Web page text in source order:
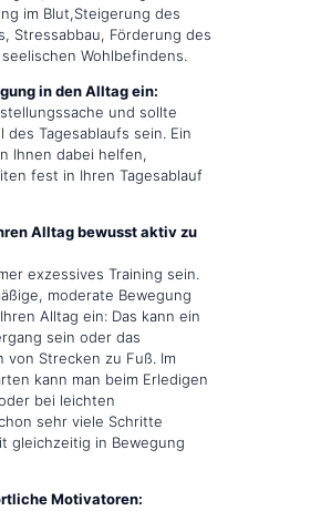
im Blut,Steigerung des
Stressabbau, Förderung des
Wohlbefindens.
in den Alltag ein:
und sollte
Tagesablaufs sein. Ein
Ihnen dabei helfen,
fest in Ihren Tagesablauf
Alltag bewusst aktiv zu
exzessives Training sein.
moderate Bewegung
Alltag ein: Das kann ein
sein oder das
von Strecken zu Fuß. Im
kann man beim Erledigen
bei leichten
sehr viele Schritte
gleichzeitig in Bewegung
Motivatoren: